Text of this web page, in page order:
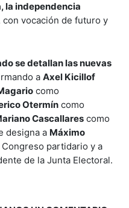
la independencia
con vocación de futuro y
se detallan las nuevas
a Axel Kicillof
como
Otermín como
Cascallares como
designa a Máximo
partidario y a
de la Junta Electoral.